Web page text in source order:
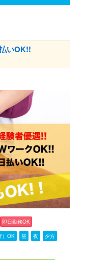
いOK!!
即日勤務OK
）OK 昼 夜
夕方